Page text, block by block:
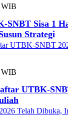
WIB
SNBT Sisa 1
Strategi
WIB
UTBK-